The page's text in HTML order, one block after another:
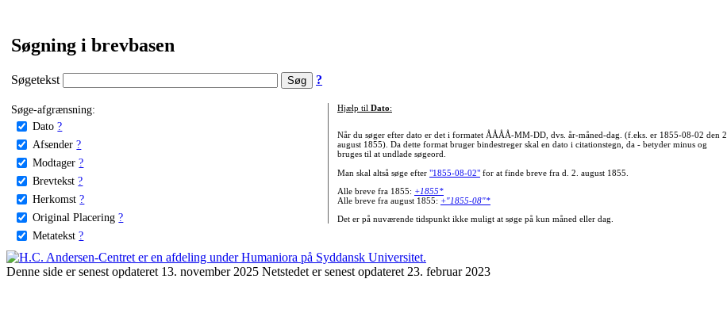
Søgning i brevbasen
Søgetekst ?
Søge-afgrænsning:
Dato ?
Afsender ?
Modtager ?
Brevtekst ?
Herkomst ?
Original Placering ?
Metatekst ?
Hjælp til Dato:
Når du søger efter dato er det i formatet ÅÅÅÅ-MM-DD, dvs. år-måned-dag. (f.eks. er 1855-08-02 den 2.
august 1855). Da dette format bruger bindestreger skal en dato i citationstegn, da - betyder minus og
bruges til at undlade søgeord.
Man skal altså søge efter "1855-08-02"for at finde breve fra d. 2. august 1855.
Alle breve fra 1855: +1855*
Alle breve fra august 1855: +"1855-08"*
Det er på nuværende tidspunkt ikke muligt at søge på kun måned eller dag.
Denne side er senest opdateret 13. november 2025 Netstedet er senest opdateret 23. februar 2023